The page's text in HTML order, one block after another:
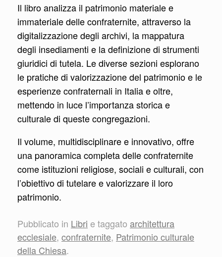
Il libro analizza il patrimonio materiale e
immateriale delle confraternite, attraverso la
digitalizzazione degli archivi, la mappatura
degli insediamenti e la definizione di strumenti
giuridici di tutela. Le diverse sezioni esplorano
le pratiche di valorizzazione del patrimonio e le
esperienze confraternali in Italia e oltre,
mettendo in luce l’importanza storica e
culturale di queste congregazioni.
Il volume, multidisciplinare e innovativo, offre
una panoramica completa delle confraternite
come istituzioni religiose, sociali e culturali, con
l’obiettivo di tutelare e valorizzare il loro
patrimonio.
Pubblicato in Libri e taggato architettura
ecclesiale, confraternite, Patrimonio culturale
della Chiesa.